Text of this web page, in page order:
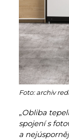
Foto: archiv
„Obliba
spojení s
a